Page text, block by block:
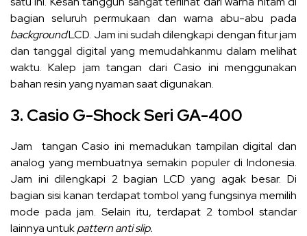
bagian seluruh permukaan dan warna abu-abu pada
backgroundLCD. Jam ini sudah dilengkapi dengan fitur jam
dan tanggal digital yang memudahkanmu dalam melihat
waktu. Kalep jam tangan dari Casio ini menggunakan
bahan resin yang nyaman saat digunakan.
3. Casio G-Shock Seri GA-400
Jam tangan Casio ini memadukan tampilan digital dan
analog yang membuatnya semakin populer di Indonesia.
Jam ini dilengkapi 2 bagian LCD yang agak besar. Di
bagian sisi kanan terdapat tombol yang fungsinya memilih
mode pada jam. Selain itu, terdapat 2 tombol standar
lainnya untukpattern anti slip.